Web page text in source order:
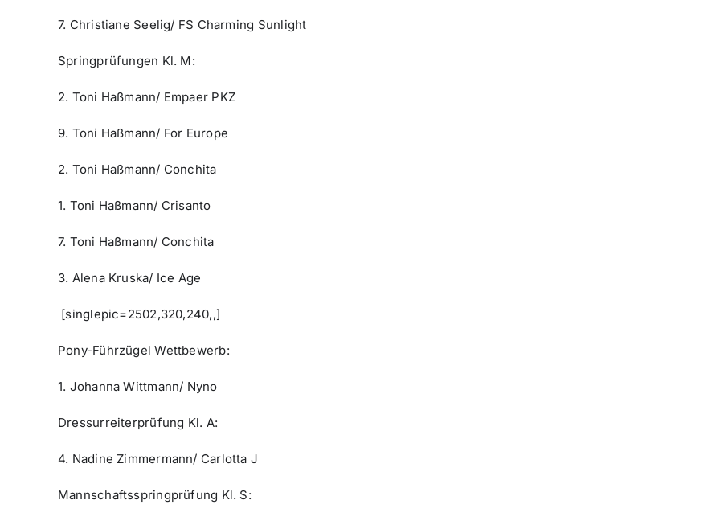
7. Christiane Seelig/ FS Charming Sunlight
Springprüfungen Kl. M:
2. Toni Haßmann/ Empaer PKZ
9. Toni Haßmann/ For Europe
2. Toni Haßmann/ Conchita
1. Toni Haßmann/ Crisanto
7. Toni Haßmann/ Conchita
3. Alena Kruska/ Ice Age
[singlepic=2502,320,240,,]
Pony-Führzügel Wettbewerb:
1. Johanna Wittmann/ Nyno
Dressurreiterprüfung Kl. A:
4. Nadine Zimmermann/ Carlotta J
Mannschaftsspringprüfung Kl. S: